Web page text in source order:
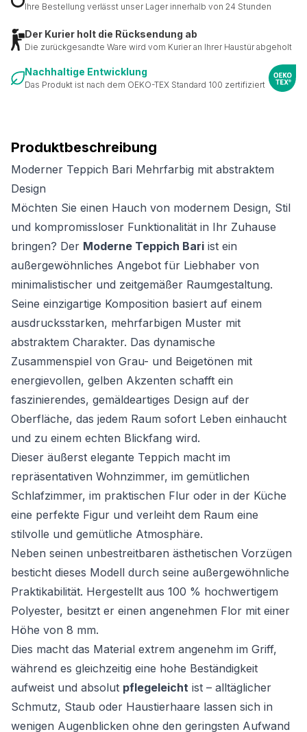
Produktbeschreibung
Moderner Teppich Bari Mehrfarbig mit abstraktem
Design
Möchten Sie einen Hauch von modernem Design, Stil
und kompromissloser Funktionalität in Ihr Zuhause
bringen? Der Moderne Teppich Bari ist ein
außergewöhnliches Angebot für Liebhaber von
minimalistischer und zeitgemäßer Raumgestaltung.
Seine einzigartige Komposition basiert auf einem
ausdrucksstarken, mehrfarbigen Muster mit
abstraktem Charakter. Das dynamische
Zusammenspiel von Grau- und Beigetönen mit
energievollen, gelben Akzenten schafft ein
faszinierendes, gemäldeartiges Design auf der
Oberfläche, das jedem Raum sofort Leben einhaucht
und zu einem echten Blickfang wird.
Dieser äußerst elegante Teppich macht im
repräsentativen Wohnzimmer, im gemütlichen
Schlafzimmer, im praktischen Flur oder in der Küche
eine perfekte Figur und verleiht dem Raum eine
stilvolle und gemütliche Atmosphäre.
Neben seinen unbestreitbaren ästhetischen Vorzügen
besticht dieses Modell durch seine außergewöhnliche
Praktikabilität. Hergestellt aus 100 % hochwertigem
Polyester, besitzt er einen angenehmen Flor mit einer
Höhe von 8 mm.
Dies macht das Material extrem angenehm im Griff,
während es gleichzeitig eine hohe Beständigkeit
aufweist und absolut pflegeleicht ist – alltäglicher
Schmutz, Staub oder Haustierhaare lassen sich in
wenigen Augenblicken ohne den geringsten Aufwand
Ihre Bestellung verlässt unser Lager innerhalb von 24 Stunden
Der Kurier holt die Rücksendung ab
Die zurückgesandte Ware wird vom Kurier an Ihrer Haustür abgeholt
Nachhaltige Entwicklung
Das Produkt ist nach dem OEKO-TEX Standard 100 zertifiziert